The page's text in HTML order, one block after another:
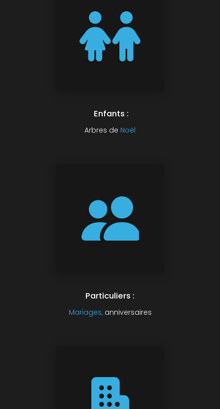
Enfants :
Arbres de Noël
Particuliers :
Mariages,anniversaires